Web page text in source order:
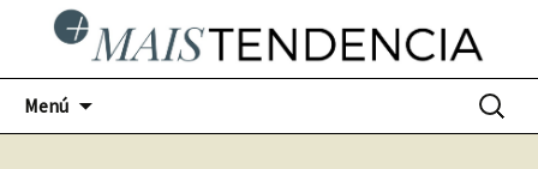
Menú Buscar: